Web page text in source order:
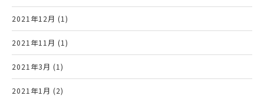
2021年12月 (1)
2021年11月 (1)
2021年3月 (1)
2021年1月 (2)